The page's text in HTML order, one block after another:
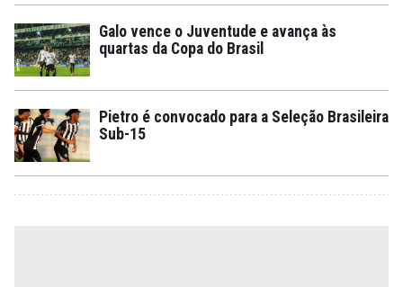
Galo vence o Juventude e avança às
quartas da Copa do Brasil
Pietro é convocado para a Seleção Brasileira
Sub-15